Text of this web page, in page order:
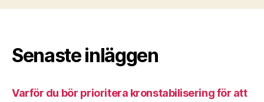
Senaste inläggen
Varför du bör prioritera kronstabilisering för att